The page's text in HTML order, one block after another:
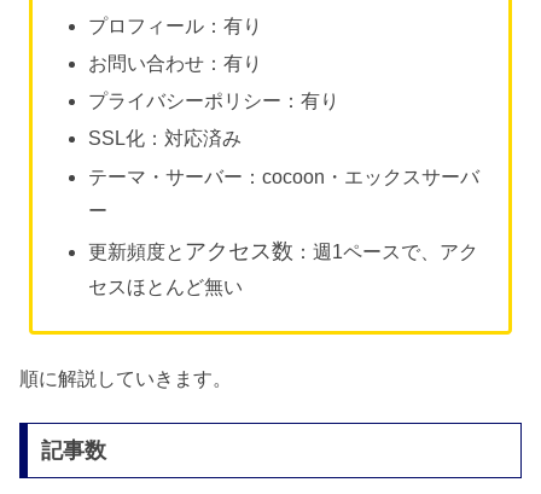
プロフィール：有り
お問い合わせ：有り
プライバシーポリシー：有り
SSL化：対応済み
テーマ・サーバー：cocoon・エックスサーバ
ー
更新頻度と アクセス数 ：週1ペースで、アク
セスほとんど無い
順に解説していきます。
記事数